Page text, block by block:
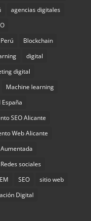
agencias digitales
Blockchain
digital
digital
Machine learning
SEO Alicante
Web Alicante
Redes sociales
SEO
sitio web
Digital